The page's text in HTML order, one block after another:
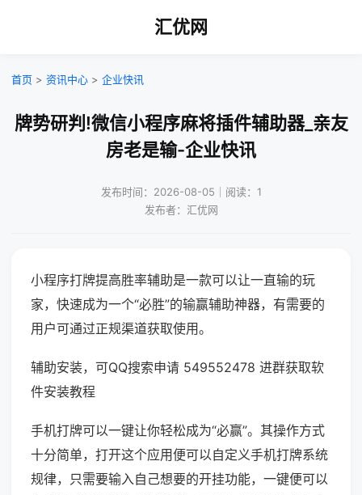
汇优网
首页 > 资讯中心 > 企业快讯
牌势研判!微信小程序麻将插件辅助器_亲友
房老是输-企业快讯
发布时间：2026-08-05｜阅读：1
发布者：汇优网
小程序打牌提高胜率辅助是一款可以让一直输的玩
家，快速成为一个“必胜”的输赢辅助神器，有需要的
用户可通过正规渠道获取使用。
辅助安装，可QQ搜索申请 549552478 进群获取软
件安装教程
手机打牌可以一键让你轻松成为“必赢”。其操作方式
十分简单，打开这个应用便可以自定义手机打牌系统
规律，只需要输入自己想要的开挂功能，一键便可以